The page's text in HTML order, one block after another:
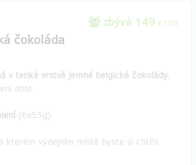
zbývá 149 z 150
čokoláda
v tenké vrstvě jemné belgické čokolády.
dost.
(6x55g).
kterém výdejním místě byste si chtěli